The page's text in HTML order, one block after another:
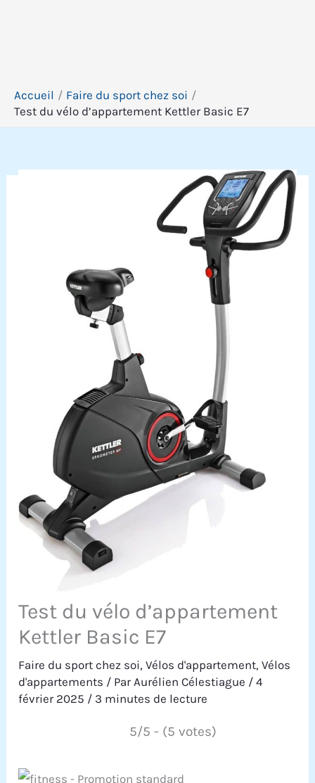
Accueil
Faire du sport chez soi
Test du vélo d’appartement Kettler Basic E7
Test du vélo d’appartement
Kettler Basic E7
Faire du sport chez soi,Vélos d'appartement,Vélos
d'appartements / Par Aurélien Célestiague /4
février 2025 / 3 minutes de lecture
5/5 - (5 votes)